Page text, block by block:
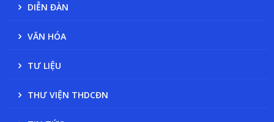
DIỄN ĐÀN
VĂN HÓA
TƯ LIỆU
THƯ VIỆN THDCĐN